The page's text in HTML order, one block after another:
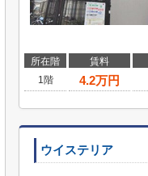
所在階 賃料
1階
4.2万円
ウイステリア